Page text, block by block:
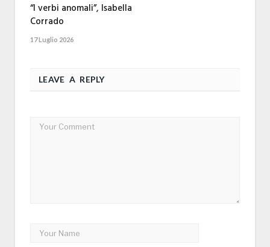
“I verbi anomali”, Isabella
Corrado
17 Luglio 2026
LEAVE A REPLY